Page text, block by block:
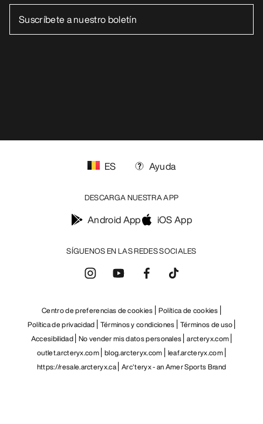
SÍGUENOS EN LAS REDES SOCIALES
ES Ayuda
DESCARGA NUESTRA APP
Android App iOS App
Centro de preferencias de cookies Política de cookies
Política de privacidad Términos y condiciones Términos de uso
Accesibilidad No vender mis datos personales arcteryx.com
outlet.arcteryx.com blog.arcteryx.com leaf.arcteryx.com
https://resale.arcteryx.ca Arc'teryx - an Amer Sports Brand